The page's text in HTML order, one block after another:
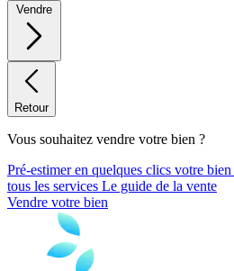
Vendre
Retour
Vous souhaitez vendre votre bien ?
Pré-estimer en quelques clics votre bien
tous les services Le guide de la vente
Vendre votre bien